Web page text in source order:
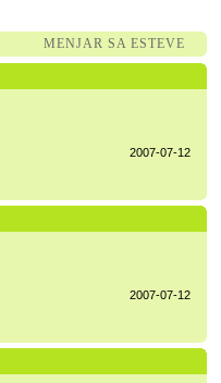
MENJAR SA ESTEVE
2007-07-12
2007-07-12